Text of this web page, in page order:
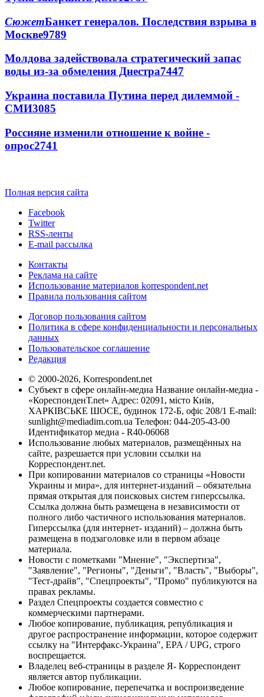
СюжетБанкет генералов. Последствия взрыва в
Москве9789
Молдова задействовала стратегический запас
воды из-за обмеления Днестра7447
Украина поставила Путина перед дилеммой -
СМИ3085
Россияне изменили отношение к войне -
опрос2741
Полная версия сайта
Facebook
Twitter
RSS-ленты
E-mail рассылка
Контакты
Реклама на сайте
Использование материалов korrespondent.net
Правила пользования сайтом
Договор пользования сайтом
Политика в сфере конфиденциальности и персональных
данных
Пользовательское соглашение
Редакция
© 2000-2026, Korrespondent.net
Субъект в сфере онлайн-медиа Название онлайн-медиа -
«КореспонденТ.net» Адрес: 02091, місто Київ,
ХАРКІВСЬКЕ ШОСЕ, будинок 172-Б, офіс 208/1 E-mail:
sunlight@mediadim.com.ua Телефон: 044-205-43-00
Идентификатор медиа - R40-06068
Использование любых материалов, размещённых на
сайте, разрешается при условии ссылки на
Корреспондент.net.
При копировании материалов со страницы «Новости
Украины и мира», для интернет-изданий – обязательна
прямая открытая для поисковых систем гиперссылка.
Ссылка должна быть размещена в независимости от
полного либо частичного использования материалов.
Гиперссылка (для интернет- изданий) – должна быть
размещена в подзаголовке или в первом абзаце
материала.
Новости с пометками "Мнение", "Экспертиза",
"Заявление", "Регионы", "Деньги", "Власть", "Выборы",
"Тест-драйв", "Спецпроекты", "Промо" публикуются на
правах рекламы.
Раздел Спецпроекты создается совместно с
коммерческими партнерами.
Любое копирование, публикация, републикация и
другое распространение информации, которое содержит
ссылку на "Интерфакс-Украина", EPA / UPG, строго
воспрещается.
Владелец веб-страницы в разделе Я- Корреспондент
является автор публикации.
Любое копирование, перепечатка и воспроизведение